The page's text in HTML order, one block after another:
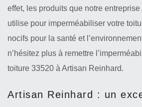
effet, les produits que notre
utilise pour imperméabiliser votre
nocifs pour la santé et
n’hésitez plus à remettre
toiture 33520 à Artisan Reinhard.
Artisan Reinhard : un